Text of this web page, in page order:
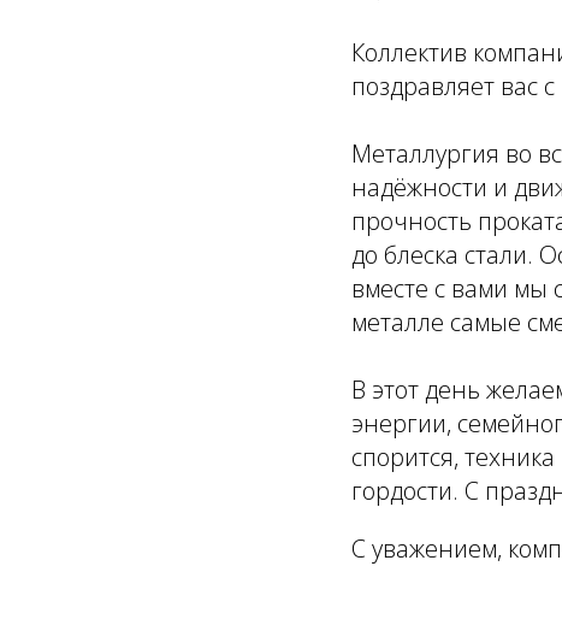
Коллектив
поздравляет вас
Металлургия во
надёжности и
прочность
до блеска стали.
вместе с вами мы
металле самые
В этот день
энергии,
спорится,
гордости. С
С уважением,